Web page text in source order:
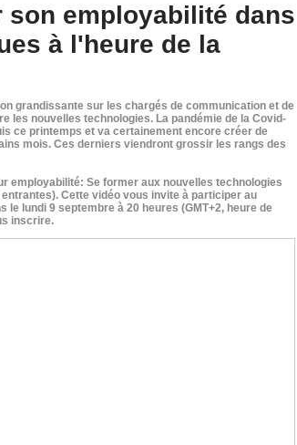
son employabilité dans
à l'heure de la
grandissante sur les chargés de communication et de
les nouvelles technologies. La pandémie de la Covid-
ce printemps et va certainement encore créer de
mois. Ces derniers viendront grossir les rangs des
employabilité: Se former aux nouvelles technologies
Cette vidéo vous invite à participer au
lundi 9 septembre à 20 heures (GMT+2, heure de
inscrire.